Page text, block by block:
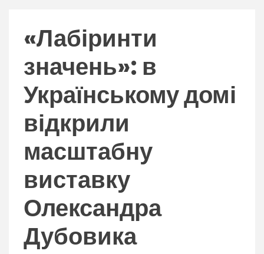
«Лабіринти
значень»: в
Українському домі
відкрили
масштабну
виставку
Олександра
Дубовика